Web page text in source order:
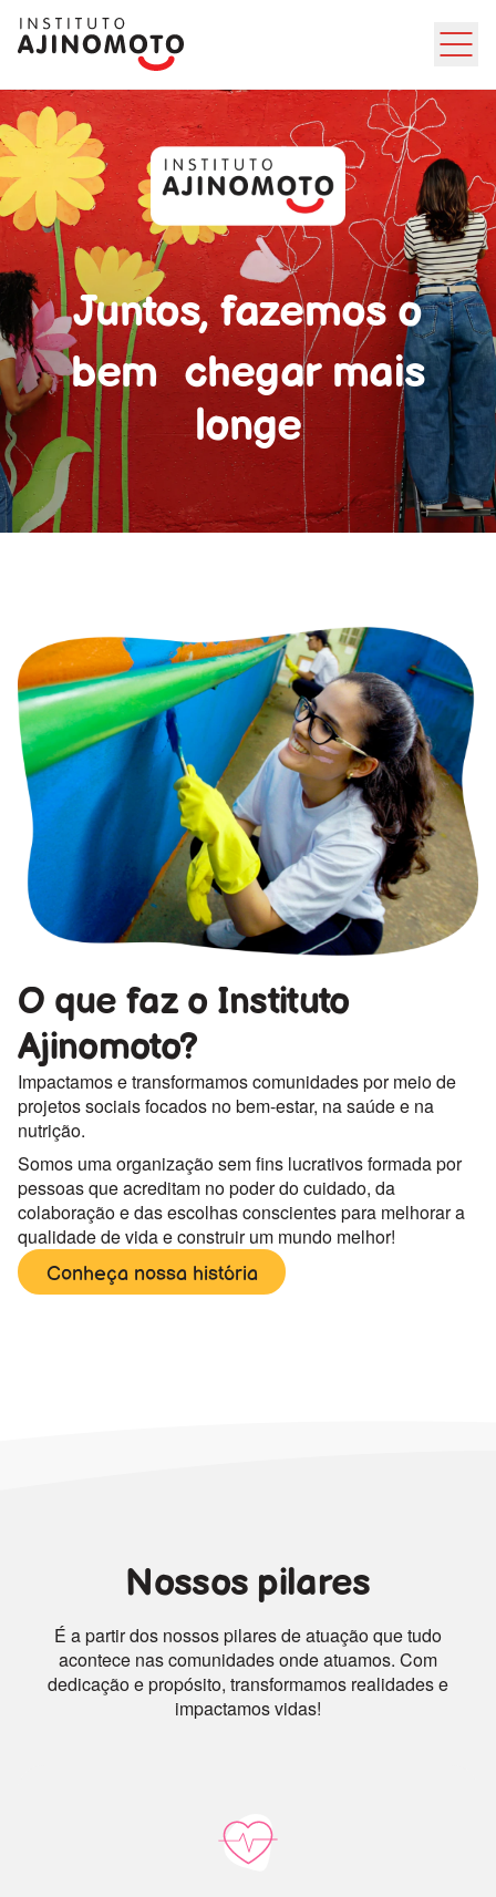
Ir direto ao conteúdo
Juntos, fazemos o
bem chegar mais
longe
O que faz o Instituto
Ajinomoto?
Impactamos e transformamos comunidades por meio de
projetos sociais focados no bem-estar, na saúde e na
nutrição.
Somos uma organização sem fins lucrativos formada por
pessoas que acreditam no poder do cuidado, da
colaboração e das escolhas conscientes para melhorar a
qualidade de vida e construir um mundo melhor!
Conheça nossa história
Nossos pilares
É a partir dos nossos pilares de atuação que tudo
acontece nas comunidades onde atuamos. Com
dedicação e propósito, transformamos realidades e
impactamos vidas!